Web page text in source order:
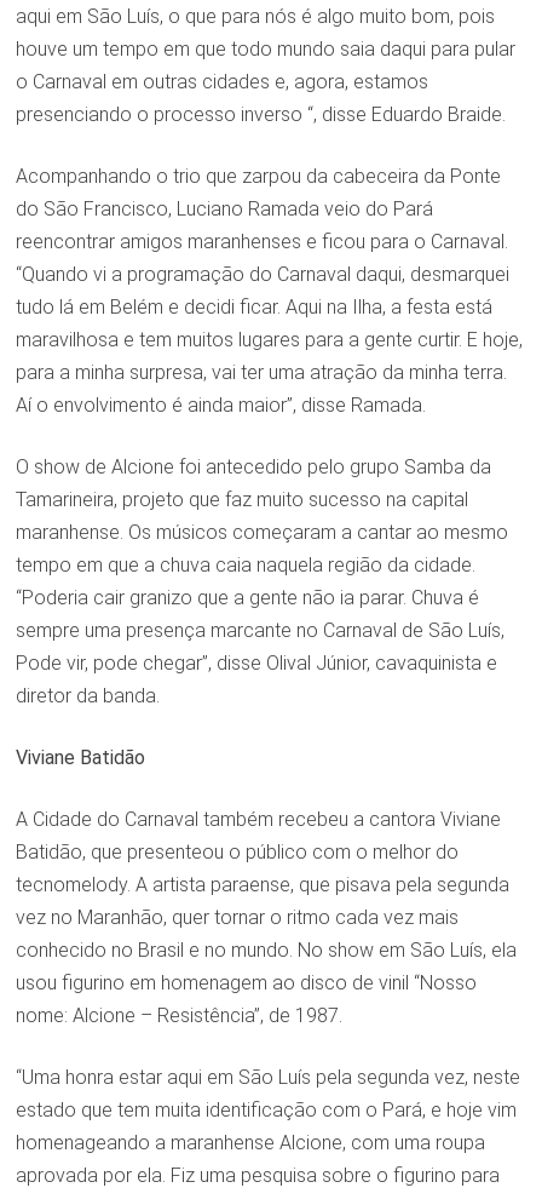
aqui em São Luís, o que para nós é algo muito bom, pois
houve um tempo em que todo mundo saia daqui para pular
o Carnaval em outras cidades e, agora, estamos
presenciando o processo inverso “, disse Eduardo Braide.
Acompanhando o trio que zarpou da cabeceira da Ponte
do São Francisco, Luciano Ramada veio do Pará
reencontrar amigos maranhenses e ficou para o Carnaval.
“Quando vi a programação do Carnaval daqui, desmarquei
tudo lá em Belém e decidi ficar. Aqui na Ilha, a festa está
maravilhosa e tem muitos lugares para a gente curtir. E hoje,
para a minha surpresa, vai ter uma atração da minha terra.
Aí o envolvimento é ainda maior”, disse Ramada.
O show de Alcione foi antecedido pelo grupo Samba da
Tamarineira, projeto que faz muito sucesso na capital
maranhense. Os músicos começaram a cantar ao mesmo
tempo em que a chuva caia naquela região da cidade.
“Poderia cair granizo que a gente não ia parar. Chuva é
sempre uma presença marcante no Carnaval de São Luís,
Pode vir, pode chegar”, disse Olival Júnior, cavaquinista e
diretor da banda.
Viviane Batidão
A Cidade do Carnaval também recebeu a cantora Viviane
Batidão, que presenteou o público com o melhor do
tecnomelody. A artista paraense, que pisava pela segunda
vez no Maranhão, quer tornar o ritmo cada vez mais
conhecido no Brasil e no mundo. No show em São Luís, ela
usou figurino em homenagem ao disco de vinil “Nosso
nome: Alcione – Resistência”, de 1987.
“Uma honra estar aqui em São Luís pela segunda vez, neste
estado que tem muita identificação com o Pará, e hoje vim
homenageando a maranhense Alcione, com uma roupa
aprovada por ela. Fiz uma pesquisa sobre o figurino para